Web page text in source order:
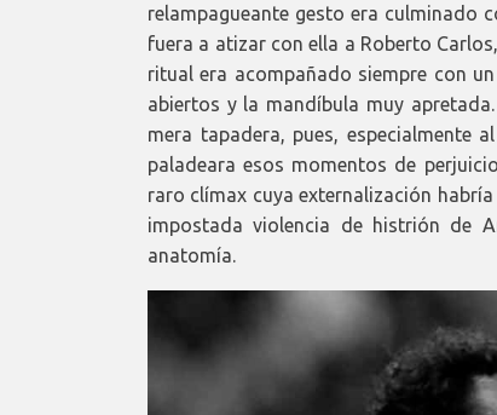
relampagueante gesto era culminado
fuera a atizar con ella a Roberto
ritual era acompañado siempre con
abiertos y la mandíbula muy
mera tapadera, pues, especialmente
paladeara esos momentos de
raro clímax cuya externalización
impostada violencia de histrión de
anatomía.